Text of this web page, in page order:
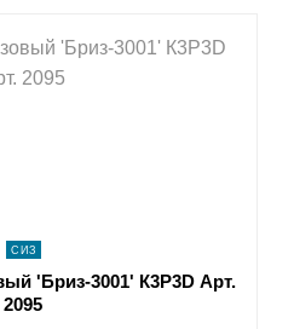
В КОРЗИНУ
СИЗ
'Бриз-3001' К3Р3D Арт.
2095